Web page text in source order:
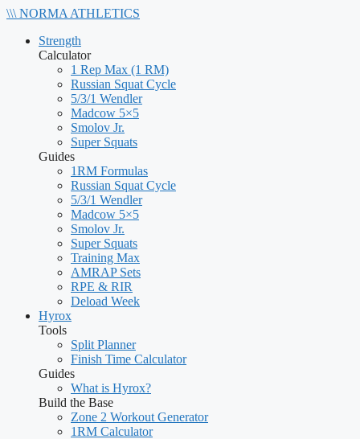
\\\ NORMA ATHLETICS
Strength
Calculator
1 Rep Max (1 RM)
Russian Squat Cycle
5/3/1 Wendler
Madcow 5×5
Smolov Jr.
Super Squats
Guides
1RM Formulas
Russian Squat Cycle
5/3/1 Wendler
Madcow 5×5
Smolov Jr.
Super Squats
Training Max
AMRAP Sets
RPE & RIR
Deload Week
Hyrox
Tools
Split Planner
Finish Time Calculator
Guides
What is Hyrox?
Build the Base
Zone 2 Workout Generator
1RM Calculator